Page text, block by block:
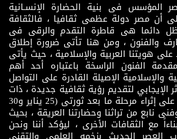
المؤسس فى بنية الحضارة الإنسـانية
أن مصر دولة عظمى ثقافيا ، فالثقافة
دائما هى قاطرة التقدم والرقى فى
والفنون ، ومن هنا تأتى ضرورة إطلاق
هويتنا العربية والإسلامية ، حيث يأتى
الفنون الراسخة باعتباره أحد أهم
والإسلامية الإصيلة القادرة على التواصل
الإيجابي لتقديم رؤية ثقافية جديدة ، ذات
مضمون ثقافى قادر على إثراء مرحلة ما بعد ثورتى (25 يناير و30
نابع من تراثنا وحضارتنا العريقة ، بحيث
مع الثقافات الأخرى ، ليؤكد أننا ونحن